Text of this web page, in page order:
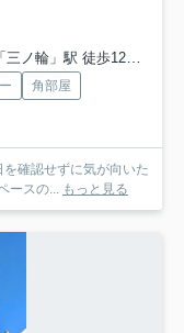
ノ輪」駅 徒歩12分
角部屋
確認せずに気が向いた
ースの... もっと見る